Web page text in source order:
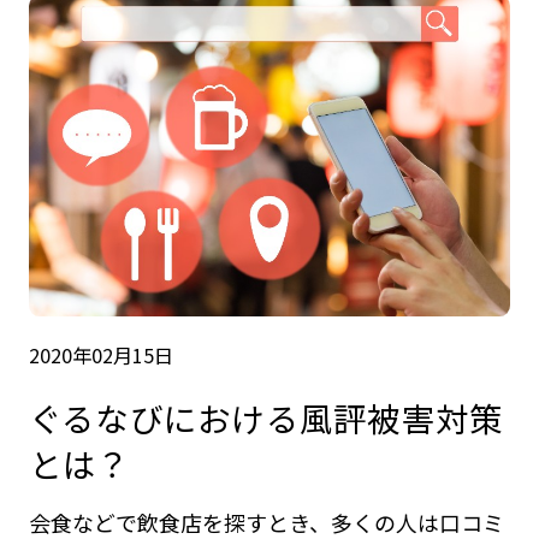
2020年02月15日
ぐるなびにおける風評被害対策
とは？
会食などで飲食店を探すとき、多くの人は口コミ